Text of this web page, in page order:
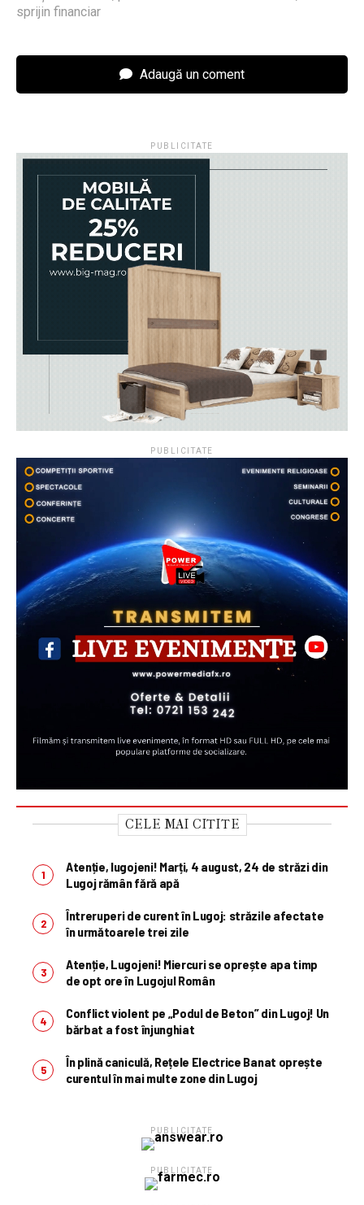
sprijin financiar
Adaugă un coment
PUBLICITATE
PUBLICITATE
CELE MAI CITITE
Atenție, lugojeni! Marți, 4 august, 24 de străzi din
Lugoj rămân fără apă
Întreruperi de curent în Lugoj: străzile afectate
în următoarele trei zile
Atenție, Lugojeni! Miercuri se oprește apa timp
de opt ore în Lugojul Român
Conflict violent pe „Podul de Beton” din Lugoj! Un
bărbat a fost înjunghiat
În plină caniculă, Rețele Electrice Banat oprește
curentul în mai multe zone din Lugoj
PUBLICITATE
PUBLICITATE